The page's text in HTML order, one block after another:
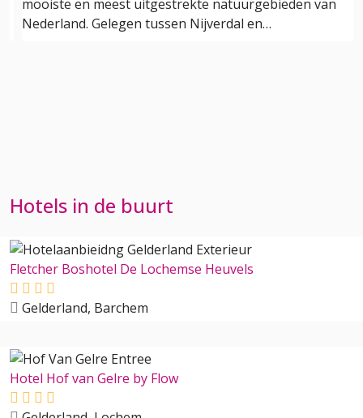
mooiste en meest uitgestrekte natuurgebieden van
Nederland. Gelegen tussen Nijverdal en…
Hotels in de buurt
Fletcher Boshotel De Lochemse Heuvels
Gelderland, Barchem
Hotel Hof van Gelre by Flow